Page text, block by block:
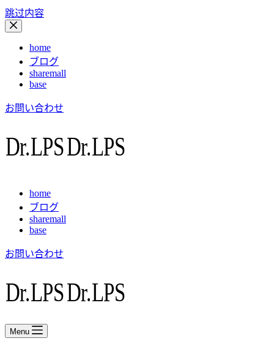
跳过内容
home
ブログ
sharemall
base
お問い合わせ
home
ブログ
sharemall
base
お問い合わせ
Menu